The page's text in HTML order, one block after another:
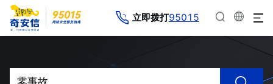
立即拨打95015